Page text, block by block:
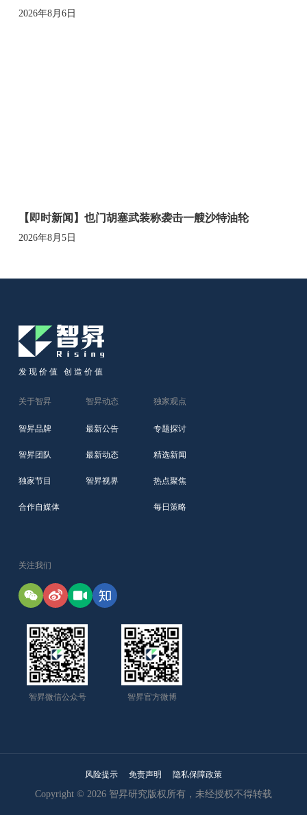
2026年8月6日
【即时新闻】也门胡塞武装称袭击一艘沙特油轮
2026年8月5日
发现价值 创造价值
关于智昇
智昇品牌
智昇团队
独家节目
合作自媒体
智昇动态
最新公告
最新动态
智昇视界
独家观点
专题探讨
精选新闻
热点聚焦
每日策略
关注我们
智昇微信公众号 智昇官方微博
风险提示 免责声明 隐私保障政策
Copyright © 2026 智昇研究版权所有，未经授权不得转载